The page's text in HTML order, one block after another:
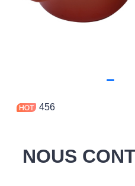
456
NOUS